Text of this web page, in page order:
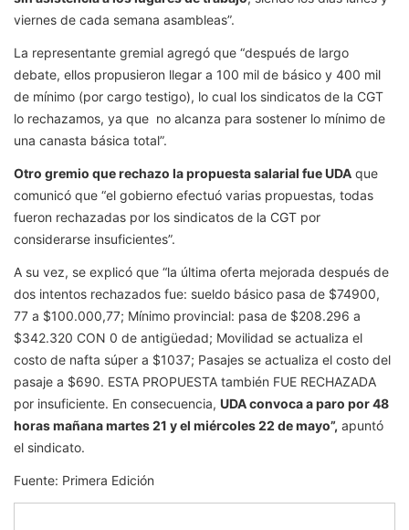
viernes de cada semana asambleas”.
La representante gremial agregó que “después de largo
debate, ellos propusieron llegar a 100 mil de básico y 400 mil
de mínimo (por cargo testigo), lo cual los sindicatos de la CGT
lo rechazamos, ya que no alcanza para sostener lo mínimo de
una canasta básica total”.
Otro gremio que rechazo la propuesta salarial fue UDA que
comunicó que “el gobierno efectuó varias propuestas, todas
fueron rechazadas por los sindicatos de la CGT por
considerarse insuficientes”.
A su vez, se explicó que “la última oferta mejorada después de
dos intentos rechazados fue: sueldo básico pasa de $74900,
77 a $100.000,77; Mínimo provincial: pasa de $208.296 a
$342.320 CON 0 de antigüedad; Movilidad se actualiza el
costo de nafta súper a $1037; Pasajes se actualiza el costo del
pasaje a $690. ESTA PROPUESTA también FUE RECHAZADA
por insuficiente. En consecuencia, UDA convoca a paro por 48
horas mañana martes 21 y el miércoles 22 de mayo”, apuntó
el sindicato.
Fuente: Primera Edición